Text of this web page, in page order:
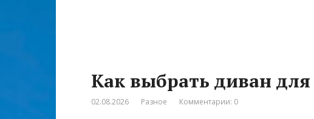
Как выбрать диван
02.08.2026 Разное Комментарии: 0